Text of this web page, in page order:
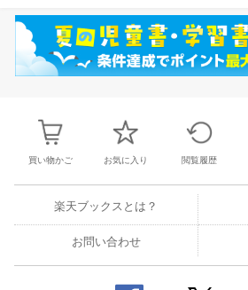
買い物かご お気に入り 閲覧履歴
楽天ブックスとは？
お問い合わせ